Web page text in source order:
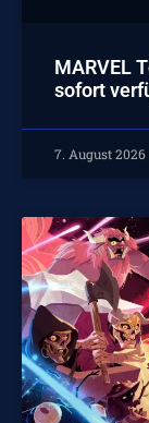
MARVEL
sofort
7. August 2026